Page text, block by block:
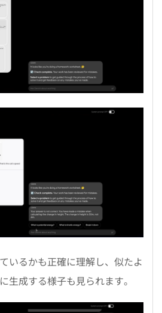
いるかも正確に理解し、似たよ
生成する様子も見られます。